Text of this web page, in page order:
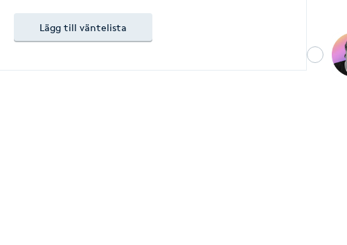
Lägg till väntelista